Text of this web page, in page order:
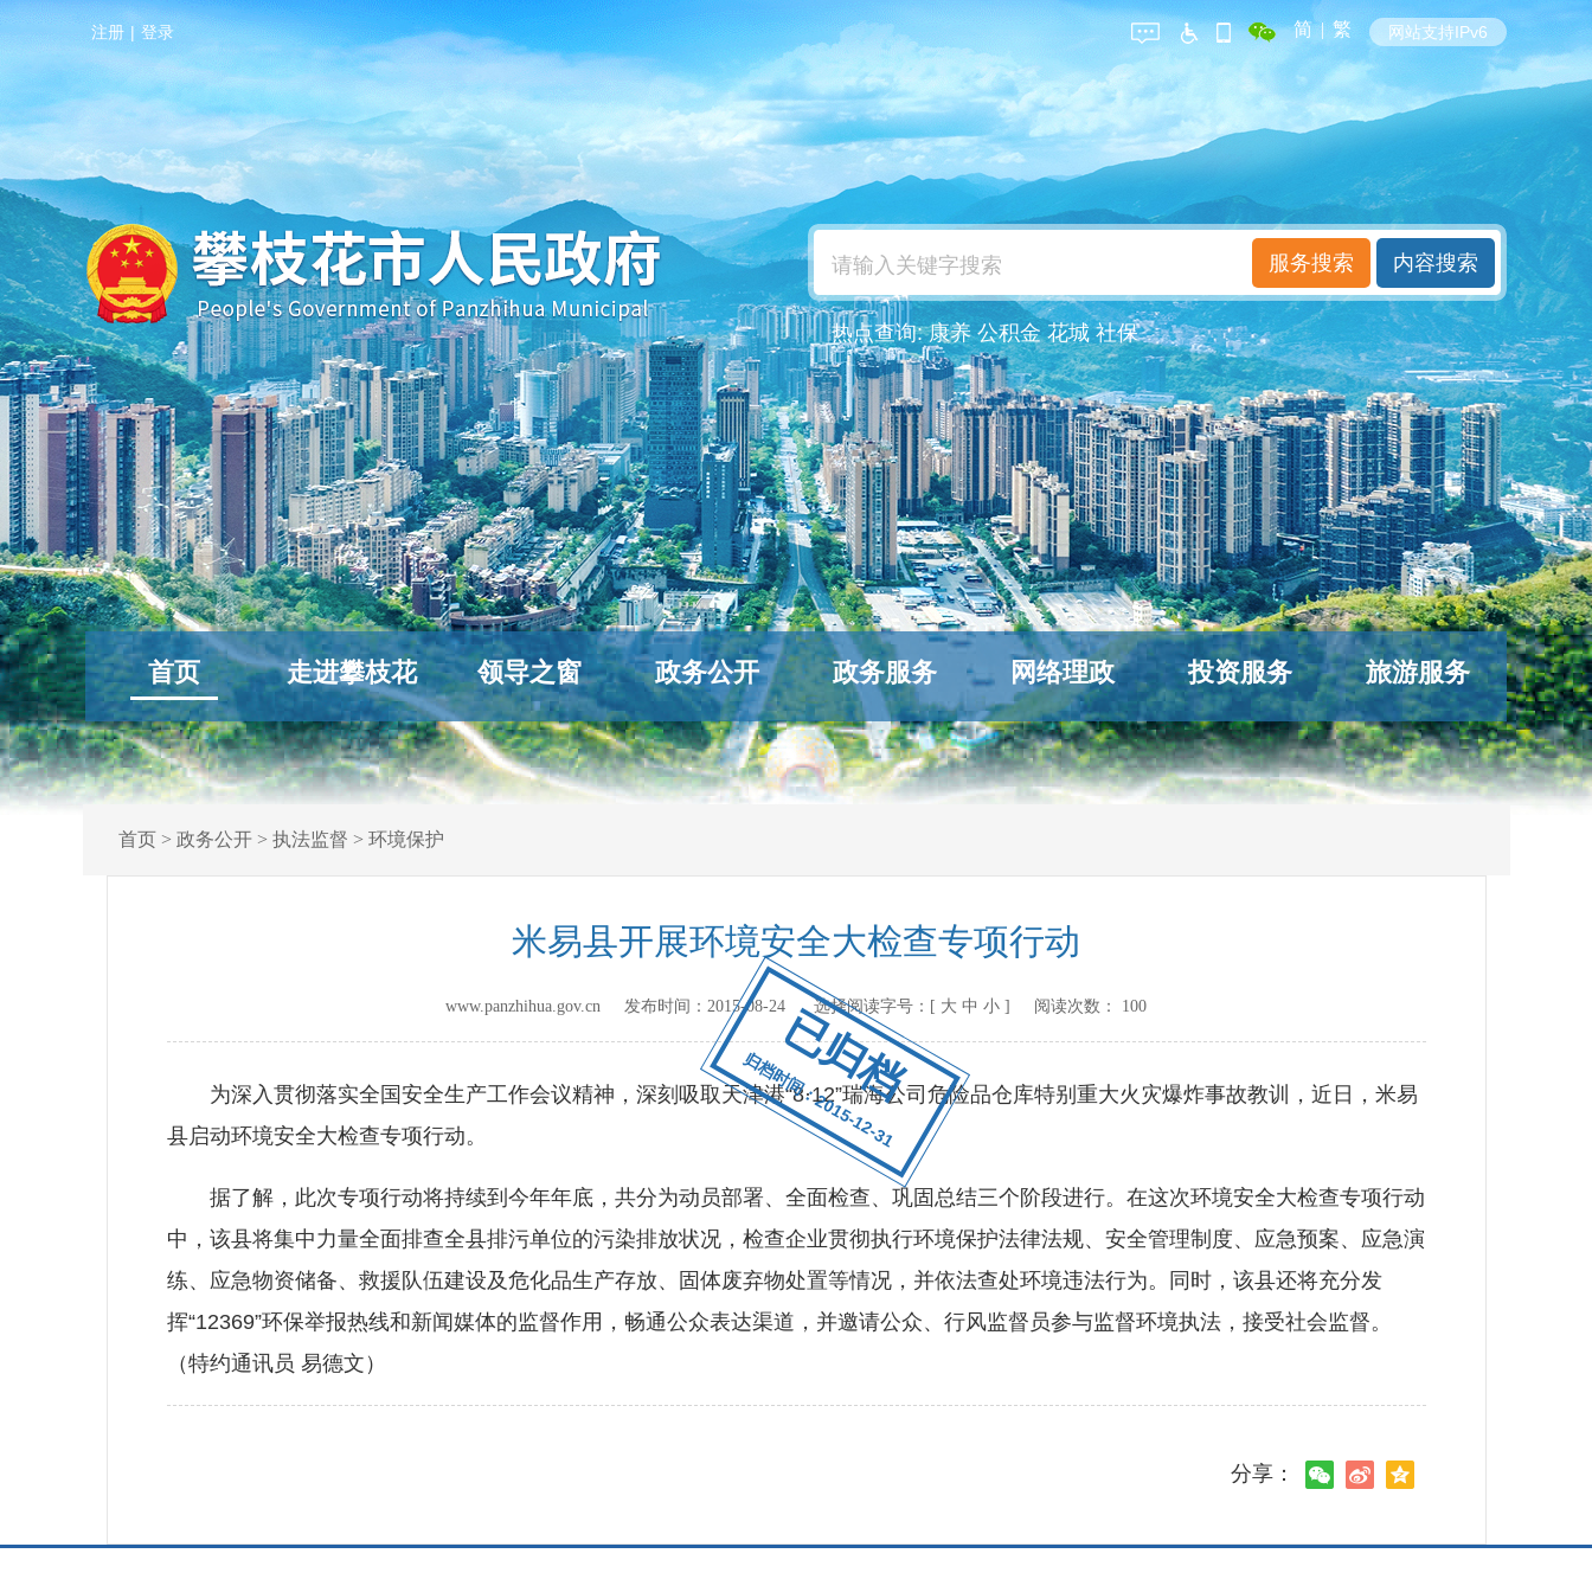
已归档
归档时间：2015-12-31
注册 | 登录 简 | 繁 网站支持IPv6
热点查询:康养 公积金 花城 社保
首页 走进攀枝花 领导之窗 政务公开 政务服务 网络理政 投资服务 旅游服务
首页> 政务公开> 执法监督 > 环境保护
米易县开展环境安全大检查专项行动
www.panzhihua.gov.cn 发布时间： 2015-08-24 选择阅读字号：[ 大 中 小 ] 阅读次数： 100
为深入贯彻落实全国安全生产工作会议精神，深刻吸取天津港“8·12”瑞海公司危险品仓库特别重大火灾爆炸事故教训，近日，米易
县启动环境安全大检查专项行动。
据了解，此次专项行动将持续到今年年底，共分为动员部署、全面检查、巩固总结三个阶段进行。在这次环境安全大检查专项行动
中，该县将集中力量全面排查全县排污单位的污染排放状况，检查企业贯彻执行环境保护法律法规、安全管理制度、应急预案、应急演
练、应急物资储备、救援队伍建设及危化品生产存放、固体废弃物处置等情况，并依法查处环境违法行为。同时，该县还将充分发
挥“12369”环保举报热线和新闻媒体的监督作用，畅通公众表达渠道，并邀请公众、行风监督员参与监督环境执法，接受社会监督。
（特约通讯员 易德文）
分享：